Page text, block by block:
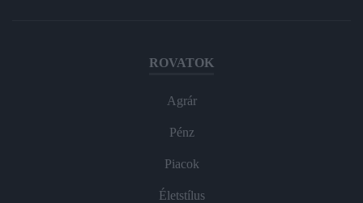
ROVATOK
Agrár
Pénz
Piacok
Életstílus